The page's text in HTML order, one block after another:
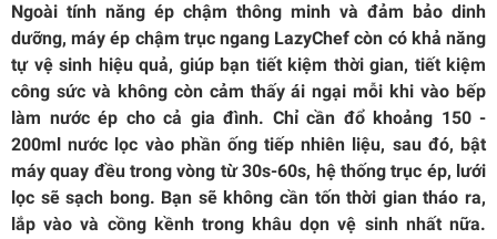
Ngoài tính năng ép chậm thông minh và đảm bảo dinh
dưỡng, máy ép chậm trục ngang LazyChef còn có khả năng
tự vệ sinh hiệu quả, giúp bạn tiết kiệm thời gian, tiết kiệm
công sức và không còn cảm thấy ái ngại mỗi khi vào bếp
làm nước ép cho cả gia đình. Chỉ cần đổ khoảng 150 -
200ml nước lọc vào phần ống tiếp nhiên liệu, sau đó, bật
máy quay đều trong vòng từ 30s-60s, hệ thống trục ép, lưới
lọc sẽ sạch bong. Bạn sẽ không cần tốn thời gian tháo ra,
lắp vào và cồng kềnh trong khâu dọn vệ sinh nhất nữa.